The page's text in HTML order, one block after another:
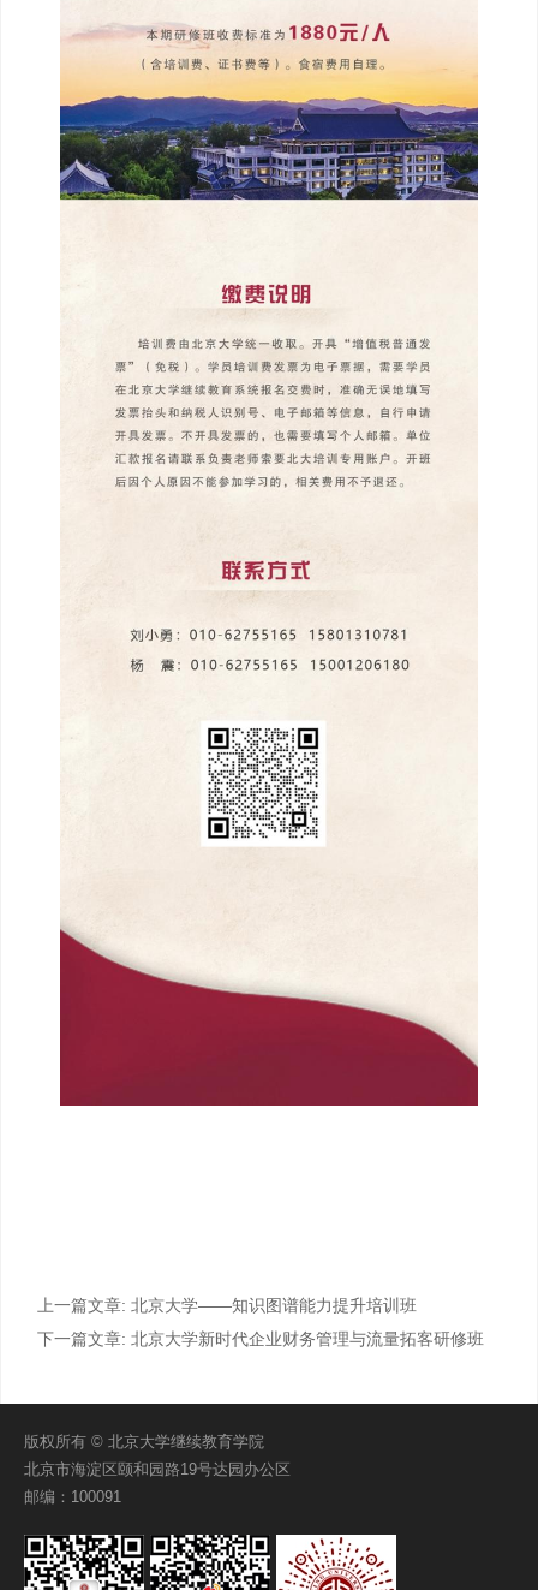
上一篇文章: 北京大学——知识图谱能力提升培训班
下一篇文章: 北京大学新时代企业财务管理与流量拓客研修班
版权所有 © 北京大学继续教育学院
北京市海淀区颐和园路19号达园办公区
邮编：100091